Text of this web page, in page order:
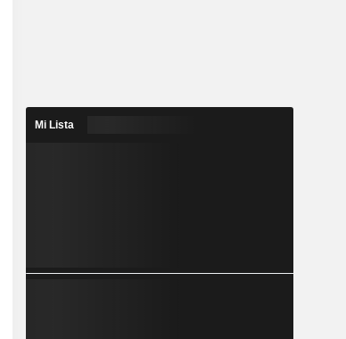
Mi Lista